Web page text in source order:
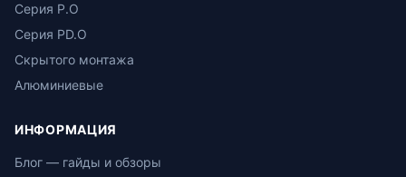
Серия P.O
Серия PD.O
Скрытого монтажа
Алюминиевые
ИНФОРМАЦИЯ
Блог — гайды и обзоры